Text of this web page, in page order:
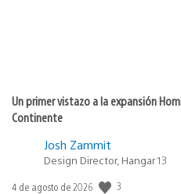
Un primer vistazo a la expansión
Continente
Josh Zammit
Design Director, Hangar 13
Fecha
4 de agosto de 2026 3